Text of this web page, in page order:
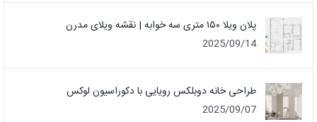
پلان ویلا ۱۵۰ متری سه خوابه | نقشه ویلای مدرن
2025/09/14
طراحی خانه دوبلکس رویایی با دکوراسیون لوکس
2025/09/07